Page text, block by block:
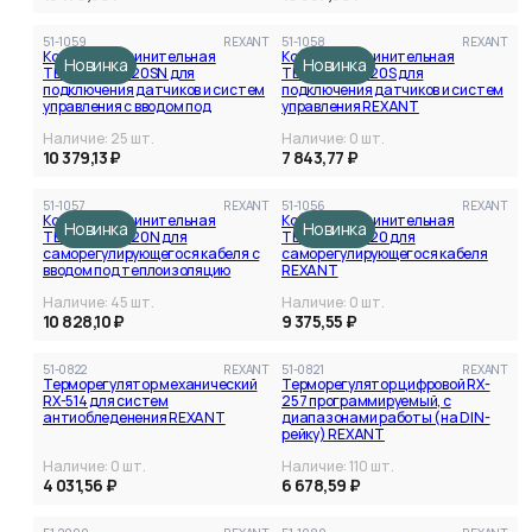
Новинка
51-1059 REXANT
Коробка соединительная
TERMBOX Ex 120SN для
подключения датчиков и систем
управления с вводом под
Наличие: 25 шт.
10 379,13 ₽
Новинка
51-1058 REXANT
Коробка соединительная
TERMBOX Ex 120S для
подключения датчиков и систем
управления REXANT
Наличие: 0 шт.
7 843,77 ₽
Новинка
51-1057 REXANT
Коробка соединительная
TERMBOX Ex 120N для
саморегулирующегося кабеля с
вводом под теплоизоляцию
Наличие: 45 шт.
10 828,10 ₽
Новинка
51-1056 REXANT
Коробка соединительная
TERMBOX Ex 120 для
саморегулирующегося кабеля
REXANT
Наличие: 0 шт.
9 375,55 ₽
51-0822 REXANT
Терморегулятор механический
RX-514 для систем
антиобледенения REXANT
Наличие: 0 шт.
4 031,56 ₽
51-0821 REXANT
Терморегулятор цифровой RX-
257 программируемый, c
диапазонами работы (на DIN-
рейку) REXANT
Наличие:110 шт.
6 678,59 ₽